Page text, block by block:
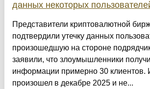
данных некоторых
Представители криптовалютной
подтвердили утечку данных
произошедшую на стороне
заявили, что злоумышленники
информации примерно 30 клиентов.
произошел в декабре 2025 и не...